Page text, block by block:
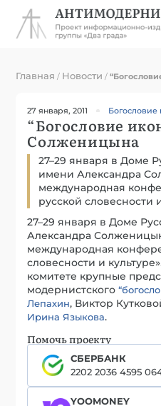
Главная / Новости /
27 января, 2011 Богословие
“Богословие
Солженицына
27–29 января в Доме
имени Александра
международная
русской словесности
27–29 января в Доме
Александра
международная
словесности и
комитете крупные
модернистского
Лепахин, Виктор
Ирина Языкова.
Помочь проекту
СБЕРБАНК
2202 2036 4595
YOOMONEY